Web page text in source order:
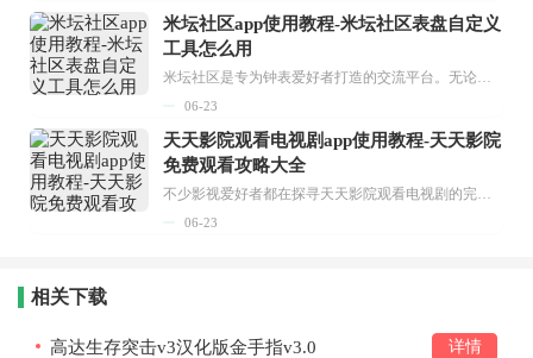
米坛社区app使用教程-米坛社区表盘自定义
工具怎么用
米坛社区是专为钟表爱好者打造的交流平台。无论你是初涉钟表领域的普通爱好者，还是拥有多年收藏经验的资深玩家，都能在此找到属于自己的天地。 无需注册，就能轻松参与其中。通过专业的讨论论坛与丰富的交互功能，你可与世界各地的钟表爱好者畅快交流。若你钟情于钟表，米坛社区无疑是值得一试的理想之选。在这里，你能获取最新的手表资讯，交流见解，提升鉴赏品味，让每一块手表都成为收藏故事中重要的一部分。感兴趣的朋友，不要错过下载机会。...
06-23
天天影院观看电视剧app使用教程-天天影院
免费观看攻略大全
不少影视爱好者都在探寻天天影院观看电视剧的完整方法，结合最新平台使用规则，本篇新手入门攻略全面讲解观看渠道、检索流程、播放设置以及画面模式调整等实用内容。全文适配手机、电脑等主流设备，步骤简洁易懂，无论是初次使用的新手，还是想要优化观影体验的用户，都能参照内容快速上手，熟练掌握平台各项操作技巧，轻松畅享影视内容。...
06-23
相关下载
高达生存突击v3汉化版金手指v3.0 详情